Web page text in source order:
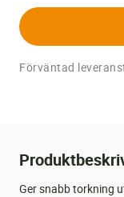
Förväntad
Ger snabb torkning